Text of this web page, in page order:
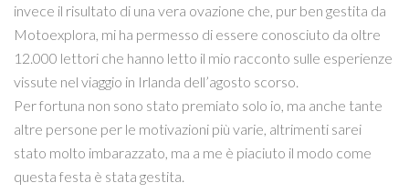
invece il risultato di una vera ovazione che, pur ben gestita da
Motoexplora, mi ha permesso di essere conosciuto da oltre
12.000 lettori che hanno letto il mio racconto sulle esperienze
vissute nel viaggio in Irlanda dell’agosto scorso.
Per fortuna non sono stato premiato solo io, ma anche tante
altre persone per le motivazioni più varie, altrimenti sarei
stato molto imbarazzato, ma a me è piaciuto il modo come
questa festa è stata gestita.